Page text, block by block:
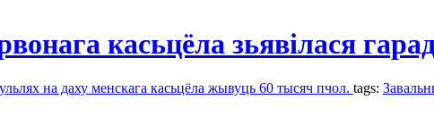
касьцёла зьявілася
на даху менскага касьцёла жывуць 60 тысяч пчол. tags: